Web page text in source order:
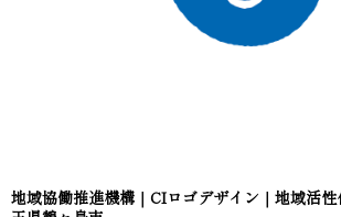
地域協働推進機構｜CIロゴデザイン｜地域活